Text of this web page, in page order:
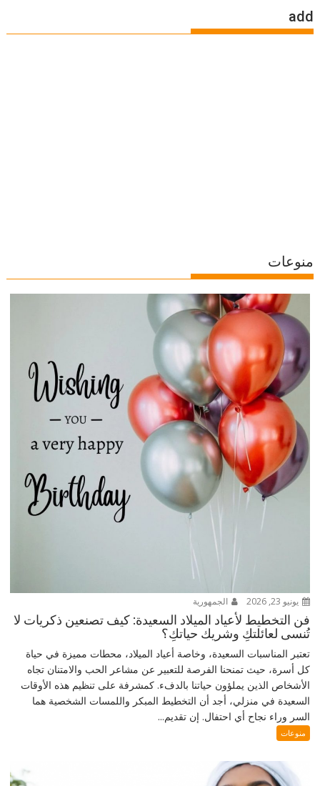
add
منوعات
يونيو 23, 2026 الجمهورية
فن التخطيط لأعياد الميلاد السعيدة: كيف تصنعين ذكريات لا
تُنسى لعائلتكِ وشريك حياتكِ؟
تعتبر المناسبات السعيدة، وخاصة أعياد الميلاد، محطات مميزة في حياة
كل أسرة، حيث تمنحنا الفرصة للتعبير عن مشاعر الحب والامتنان تجاه
الأشخاص الذين يملؤون حياتنا بالدفء. كمشرفة على تنظيم هذه الأوقات
السعيدة في منزلي، أجد أن التخطيط المبكر واللمسات الشخصية هما
السر وراء نجاح أي احتفال. إن تقديم...
منوعات